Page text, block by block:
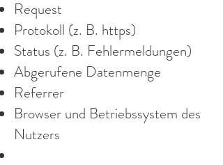
Request
Protokoll (z. B. https)
Status (z. B. Fehlermeldungen)
Abgerufene Datenmenge
Referrer
Browser und Betriebssystem des
Nutzers